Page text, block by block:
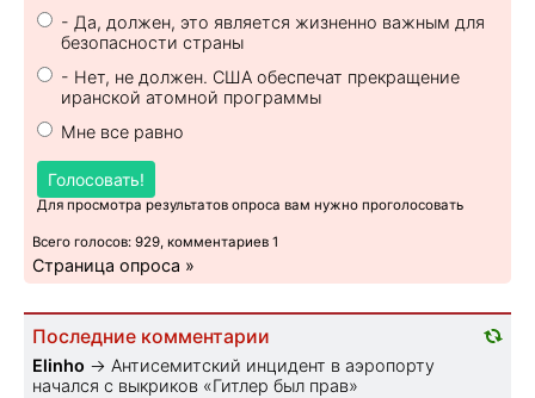
- Да, должен, это является жизненно важным для
безопасности страны
- Нет, не должен. США обеспечат прекращение
иранской атомной программы
Мне все равно
Голосовать!
Для просмотра результатов опроса вам нужно проголосовать
Всего голосов: 929, комментариев 1
Страница опроса »
Последние комментарии
Elinho → Антисемитский инцидент в аэропорту
начался с выкриков «Гитлер был прав»